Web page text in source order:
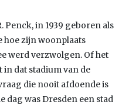
Penck, in 1939 geboren als
hoe zijn woonplaats
werd verzwolgen. Of het
dat stadium van de
die nooit afdoende is
dag was Dresden een stad